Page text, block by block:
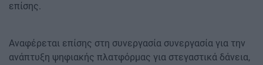
επίσης.
Αναφέρεται επίσης στη συνεργασία συνεργασία για την
ανάπτυξη ψηφιακής πλατφόρμας για στεγαστικά δάνεια,